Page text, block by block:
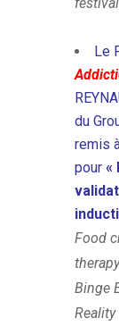
Le
du
remis
pour «
Food
Binge